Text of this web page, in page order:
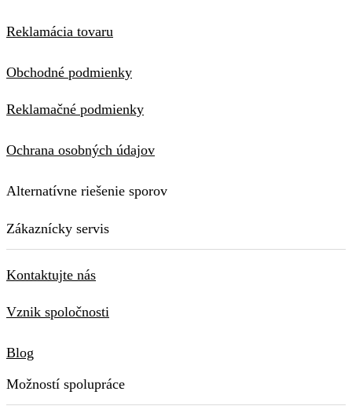
Reklamácia tovaru
Obchodné podmienky
Reklamačné podmienky
Ochrana osobných údajov
Alternatívne riešenie sporov
Zákaznícky servis
Kontaktujte nás
Vznik spoločnosti
Blog
Možností spolupráce